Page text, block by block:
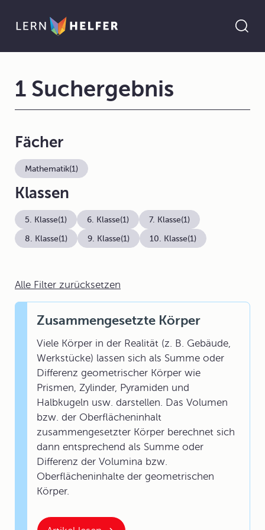
Alle Filter zurücksetzen
Zusammengesetzte Körper
Viele Körper in der Realität (z. B. Gebäude,
Werkstücke) lassen sich als Summe oder
Differenz geometrischer Körper wie
Prismen, Zylinder, Pyramiden und
Halbkugeln usw. darstellen. Das Volumen
bzw. der Oberflächeninhalt
zusammengesetzter Körper berechnet sich
dann entsprechend als Summe oder
Differenz der Volumina bzw.
Oberflächeninhalte der geometrischen
Körper.
1 Suchergebnis
Fächer
Mathematik(1)
Klassen
5. Klasse(1) 6. Klasse(1) 7. Klasse(1)
8. Klasse(1) 9. Klasse(1) 10. Klasse(1)